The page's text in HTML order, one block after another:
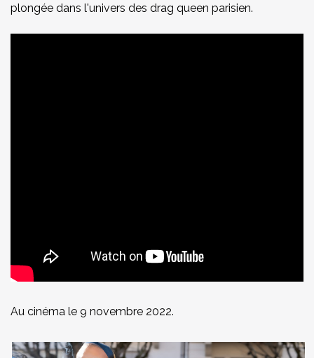
plongée dans l'univers des drag queen parisien.
Au cinéma le 9 novembre 2022.